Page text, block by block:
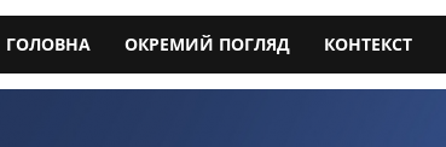
ГОЛОВНА ОКРЕМИЙ ПОГЛЯД КОНТЕКСТ